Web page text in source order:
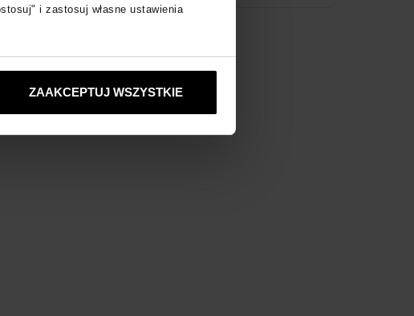
i zastosuj własne ustawienia
ZAAKCEPTUJ WSZYSTKIE